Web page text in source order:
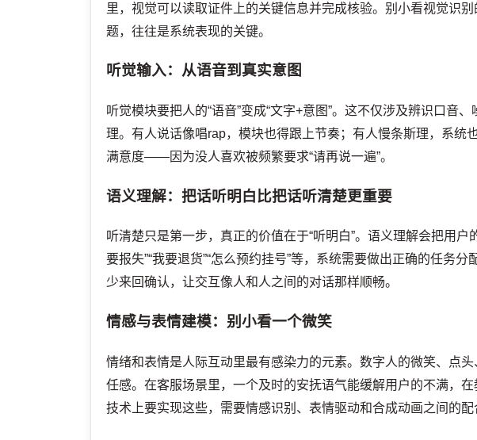
里，视觉可以读取证件上的关键信息并完成核验。别小看视觉识
题，往往是系统表现的关键。
听觉输入：从语音到真实意图
听觉模块要把人的“语音”变成“文字+意图”。这不仅涉及辨识口音
理。有人说话像唱rap，模块也得跟上节奏；有人慢条斯理，系统
满意度——因为没人喜欢被频繁要求“请再说一遍”。
语义理解：把话听明白比把话听清楚更重要
听清楚只是第一步，真正的价值在于“听明白”。语义理解会把用
要报失”“我要退货”“怎么预约挂号”等，系统需要做出正确的任务
少来回确认，让交互像人和人之间的对话那样顺畅。
情感与表情建模：别小看一个微笑
情绪和表情是人际互动里最有感染力的元素。数字人的微笑、点
任感。在客服场景里，一个及时的安抚语气能缓解用户的不满，
技术上要实现这些，需要情感识别、表情驱动和合成动画之间的配